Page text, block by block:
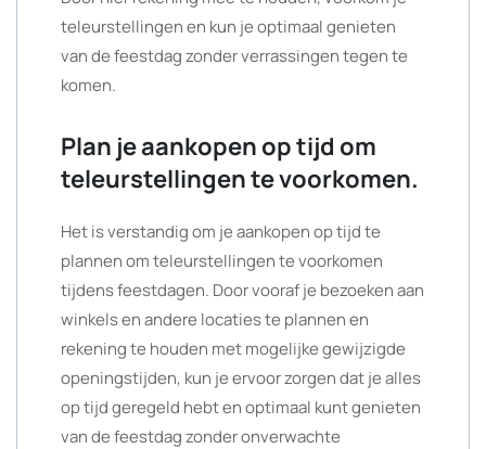
teleurstellingen en kun je optimaal genieten
van de feestdag zonder verrassingen tegen te
komen.
Plan je aankopen op tijd om
teleurstellingen te voorkomen.
Het is verstandig om je aankopen op tijd te
plannen om teleurstellingen te voorkomen
tijdens feestdagen. Door vooraf je bezoeken aan
winkels en andere locaties te plannen en
rekening te houden met mogelijke gewijzigde
openingstijden, kun je ervoor zorgen dat je alles
op tijd geregeld hebt en optimaal kunt genieten
van de feestdag zonder onverwachte